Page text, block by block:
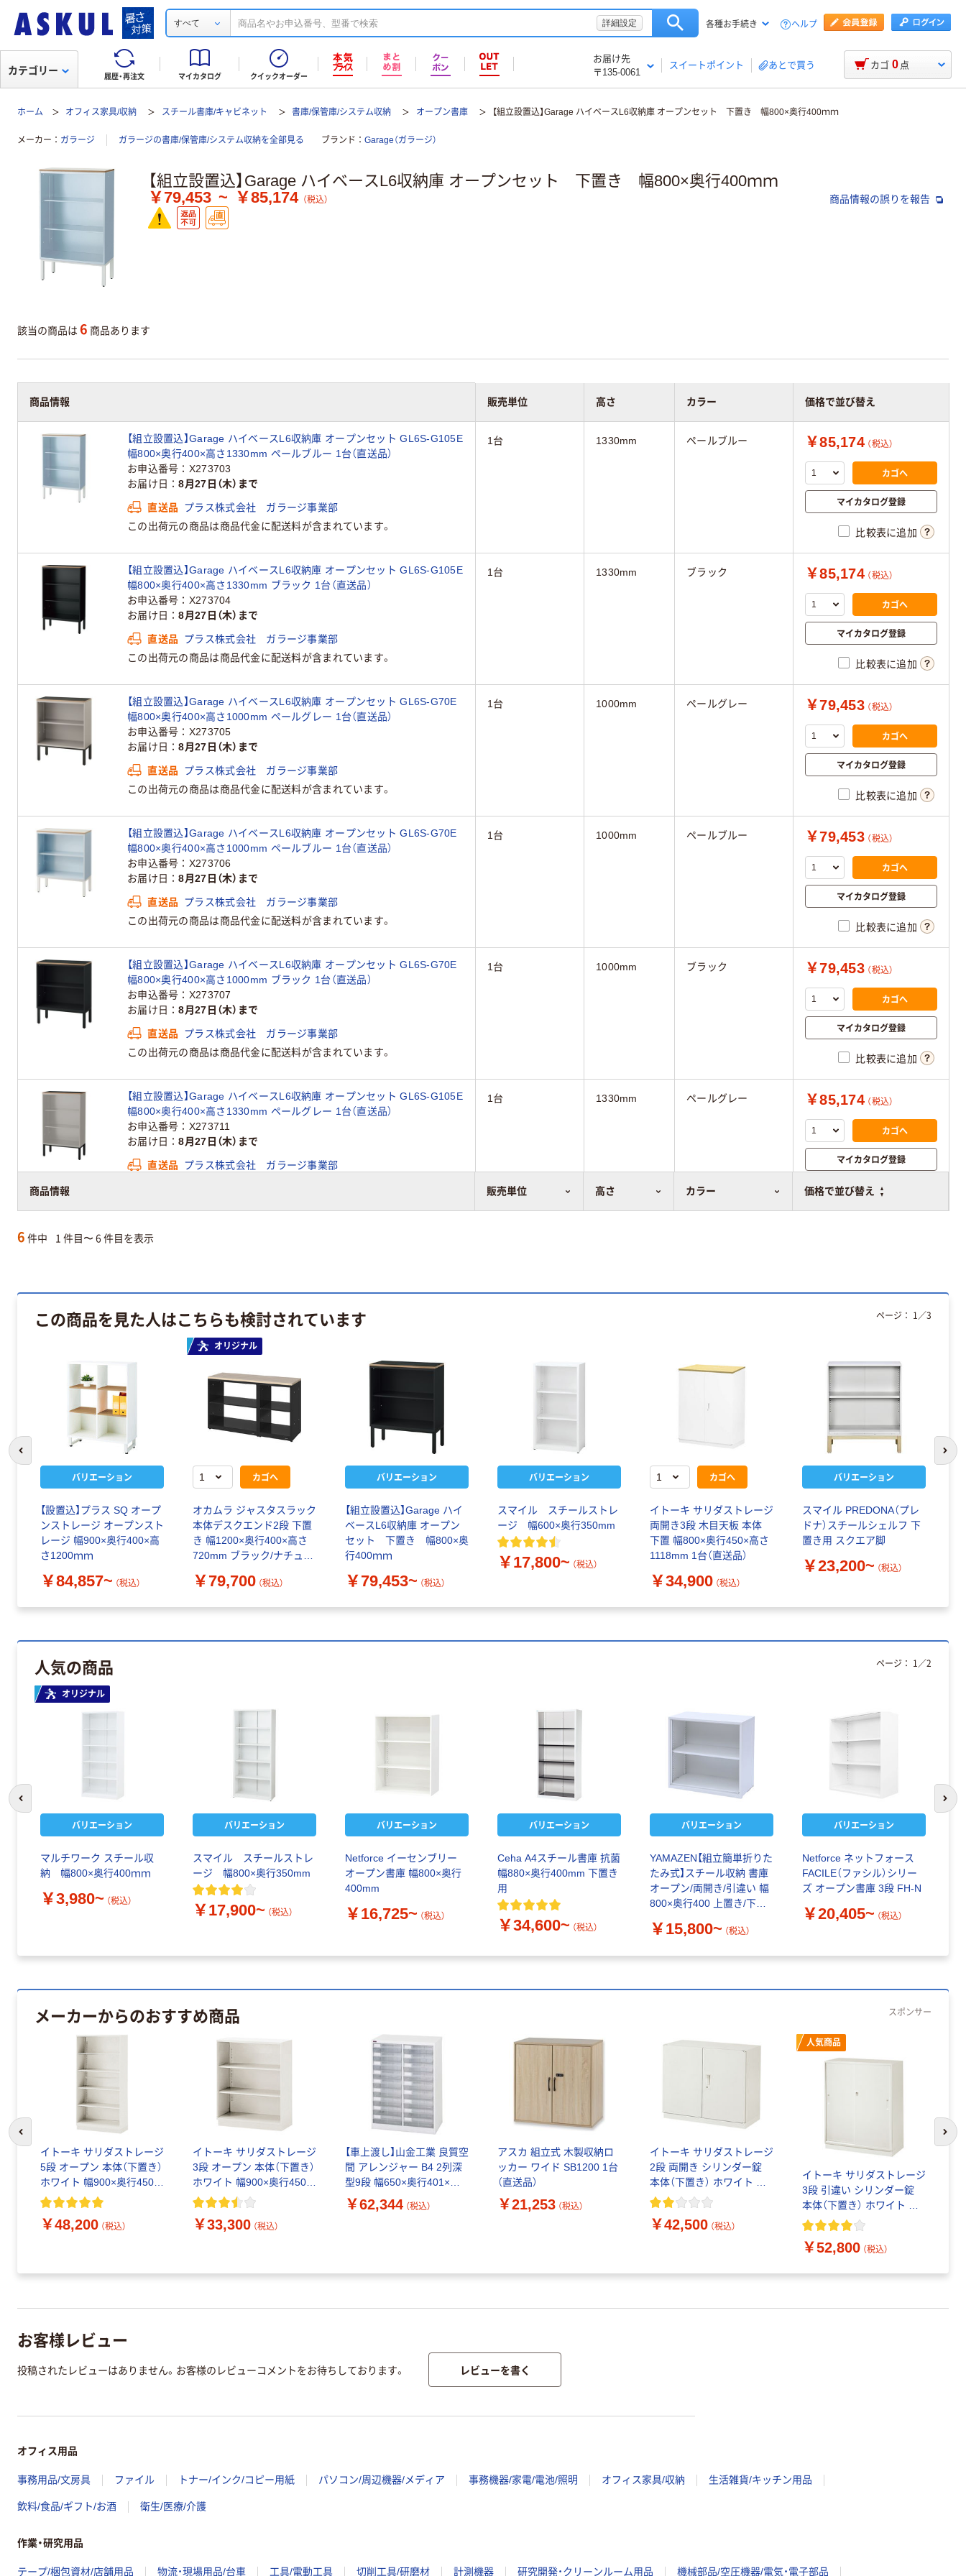
すべて 詳細設定 各種お手続き ヘルプ
履歴・再注文 マイカタログ クイックオーダー
お届け先
〒135-0061
スイートポイント あとで買う
カテゴリー カゴ 0 点
ホーム オフィス家具/収納 スチール書庫/キャビネット 書庫/保管庫/システム収納 オープン書庫 【組立設置込】Garage ハイベースL6収納庫 オープンセット 下置き 幅800×奥行400ｍｍ
メーカー ガラージ ガラージの書庫/保管庫/システム収納を全部見る ブランド Garage（ガラージ）
【組立設置込】Garage ハイベースL6収納庫 オープンセット 下置き 幅800×奥行400ｍｍ
￥79,453 ~ ￥85,174 （税込） 商品情報の誤りを報告
該当の商品は 6 商品あります
商品情報 販売単位 高さ カラー 価格で並び替え
商品情報 販売単位 高さ カラー 価格で並び替え
【組立設置込】Garage ハイベースL6収納庫 オープンセット GL6S-G105E
幅800×奥行400×高さ1330mm ペールブルー 1台（直送品）
お申込番号
X273703
お届け日
8月27日（木）まで
直送品
プラス株式会社 ガラージ事業部
この出荷元の商品は商品代金に配送料が含まれています。
1台 1330mm ペールブルー ￥85,174 （税込）
カゴへ
マイカタログ登録
比較表に追加
【組立設置込】Garage ハイベースL6収納庫 オープンセット GL6S-G105E
幅800×奥行400×高さ1330mm ブラック 1台（直送品）
お申込番号
X273704
お届け日
8月27日（木）まで
直送品
プラス株式会社 ガラージ事業部
この出荷元の商品は商品代金に配送料が含まれています。
1台 1330mm ブラック ￥85,174 （税込）
カゴへ
マイカタログ登録
比較表に追加
【組立設置込】Garage ハイベースL6収納庫 オープンセット GL6S-G70E
幅800×奥行400×高さ1000mm ペールグレー 1台（直送品）
お申込番号
X273705
お届け日
8月27日（木）まで
直送品
プラス株式会社 ガラージ事業部
この出荷元の商品は商品代金に配送料が含まれています。
1台 1000mm ペールグレー ￥79,453 （税込）
カゴへ
マイカタログ登録
比較表に追加
【組立設置込】Garage ハイベースL6収納庫 オープンセット GL6S-G70E
幅800×奥行400×高さ1000mm ペールブルー 1台（直送品）
お申込番号
X273706
お届け日
8月27日（木）まで
直送品
プラス株式会社 ガラージ事業部
この出荷元の商品は商品代金に配送料が含まれています。
1台 1000mm ペールブルー ￥79,453 （税込）
カゴへ
マイカタログ登録
比較表に追加
【組立設置込】Garage ハイベースL6収納庫 オープンセット GL6S-G70E
幅800×奥行400×高さ1000mm ブラック 1台（直送品）
お申込番号
X273707
お届け日
8月27日（木）まで
直送品
プラス株式会社 ガラージ事業部
この出荷元の商品は商品代金に配送料が含まれています。
1台 1000mm ブラック ￥79,453 （税込）
カゴへ
マイカタログ登録
比較表に追加
【組立設置込】Garage ハイベースL6収納庫 オープンセット GL6S-G105E
幅800×奥行400×高さ1330mm ペールグレー 1台（直送品）
お申込番号
X273711
お届け日
8月27日（木）まで
直送品
プラス株式会社 ガラージ事業部
1台 1330mm ペールグレー ￥85,174 （税込）
カゴへ
マイカタログ登録
比較表に追加
6 件中 1 件目〜 6 件目を表示
この商品を見た人はこちらも検討されています
バリエーション
【設置込】プラス SQ オープ
ンストレージ オープンスト
レージ 幅900×奥行400×高
さ1200ｍｍ
￥84,857~ （税込）
オリジナル
カゴへ
オカムラ ジャスタスラック
本体デスクエンド2段 下置
き 幅1200×奥行400×高さ
720mm ブラック/ナチュラ
ル
￥79,700 （税込）
バリエーション
【組立設置込】Garage ハイ
ベースL6収納庫 オープン
セット 下置き 幅800×奥
行400ｍｍ
￥79,453~ （税込）
バリエーション
スマイル スチールストレ
ージ 幅600×奥行350mm
￥17,800~ （税込）
カゴへ
イトーキ サリダストレージ
両開き3段 木目天板 本体
下置 幅800×奥行450×高さ
1118mm 1台（直送品）
￥34,900 （税込）
バリエーション
スマイル PREDONA（プレ
ドナ）スチールシェルフ 下
置き用 スクエア脚
￥23,200~ （税込）
ページ： 1 ／3
次
人気の商品
オリジナル
バリエーション
マルチワーク スチール収
納 幅800×奥行400ｍｍ
￥3,980~ （税込）
バリエーション
スマイル スチールストレ
ージ 幅800×奥行350mm
￥17,900~ （税込）
バリエーション
Netforce イーセンブリー
オープン書庫 幅800×奥行
400mm
￥16,725~ （税込）
バリエーション
Ceha A4スチール書庫 抗菌
幅880×奥行400mm 下置き
用
￥34,600~ （税込）
バリエーション
YAMAZEN【組立簡単折りた
たみ式】スチール収納 書庫
オープン/両開き/引違い 幅
800×奥行400 上置き/下置
￥15,800~ （税込）
バリエーション
Netforce ネットフォース
FACILE（ファシル）シリー
ズ オープン書庫 3段 FH-N
￥20,405~ （税込）
ページ： 1 ／2
次
メーカーからのおすすめ商品 スポンサー
イトーキ サリダストレージ
5段 オープン 本体（下置き）
ホワイト 幅900×奥行450×
高さ1790mm 1台(3梱包)
￥48,200 （税込）
イトーキ サリダストレージ
3段 オープン 本体（下置き）
ホワイト 幅900×奥行450×
高さ1098mm 1台(2梱包）
￥33,300 （税込）
【車上渡し】山金工業 良質空
間 アレンジャー B4 2列深
型9段 幅650×奥行401×高
さ880mm B4PT-209N 1台
（直送品）
￥62,344 （税込）
アスカ 組立式 木製収納ロ
ッカー ワイド SB1200 1台
（直送品）
￥21,253 （税込）
イトーキ サリダストレージ
2段 両開き シリンダー錠
本体（下置き） ホワイト 幅
900×奥行450×高さ752mm
￥42,500 （税込）
人気商品
イトーキ サリダストレージ
3段 引違い シリンダー錠
本体（下置き） ホワイト 幅
900×奥行450×高さ
￥52,800 （税込）
次
お客様レビュー
投稿されたレビューはありません。お客様のレビューコメントをお待ちしております。 レビューを書く
オフィス用品
事務用品/文房具 ファイル トナー/インク/コピー用紙 パソコン/周辺機器/メディア 事務機器/家電/電池/照明 オフィス家具/収納 生活雑貨/キッチン用品
飲料/食品/ギフト/お酒 衛生/医療/介護
作業・研究用品
テープ/梱包資材/店舗用品 物流・現場用品/台車 工具/電動工具 切削工具/研磨材 計測機器 研究開発・クリーンルーム用品 機械部品/空圧機器/電気・電子部品